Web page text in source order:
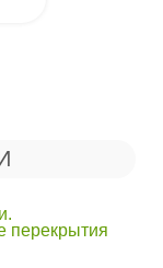
перекрытия